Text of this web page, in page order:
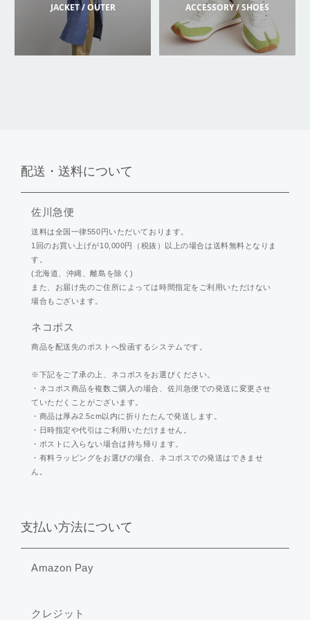
JACKET / OUTER ACCESSORY / SHOES
配送・送料について
佐川急便
送料は全国一律550円いただいております。
1回のお買い上げが10,000円（税抜）以上の場合は送料無料となりま
す。
(北海道、沖縄、離島を除く)
また、お届け先のご住所によっては時間指定をご利用いただけない
場合もございます。
ネコポス
商品を配送先のポストへ投函するシステムです。
※下記をご了承の上、ネコポスをお選びください。
・ネコポス商品を複数ご購入の場合、佐川急便での発送に変更させ
ていただくことがございます。
・商品は厚み2.5cm以内に折りたたんで発送します。
・日時指定や代引はご利用いただけません。
・ポストに入らない場合は持ち帰ります。
・有料ラッピングをお選びの場合、ネコポスでの発送はできませ
ん。
支払い方法について
Amazon Pay
クレジット